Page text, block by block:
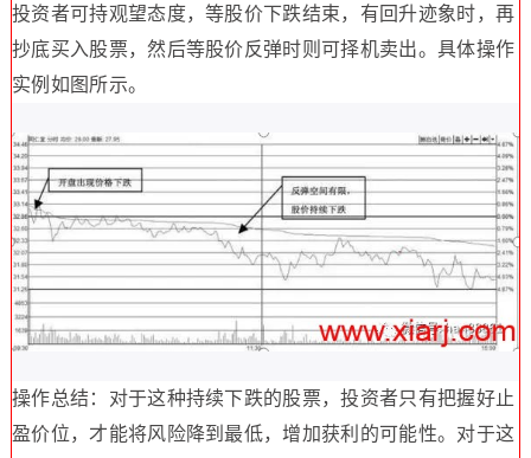
投资者可持观望态度，等股价下跌结束，有回升迹象时，再
抄底买入股票，然后等股价反弹时则可择机卖出。具体操作
实例如图所示。
操作总结：对于这种持续下跌的股票，投资者只有把握好止
盈价位，才能将风险降到最低，增加获利的可能性。对于这